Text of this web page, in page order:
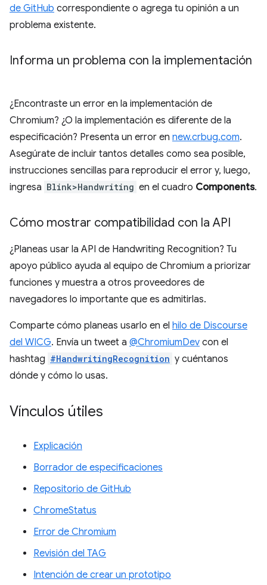
de GitHub correspondiente o agrega tu opinión a un
problema existente.
Informa un problema con la implementación
¿Encontraste un error en la implementación de
Chromium? ¿O la implementación es diferente de la
especificación? Presenta un error en new.crbug.com.
Asegúrate de incluir tantos detalles como sea posible,
instrucciones sencillas para reproducir el error y, luego,
ingresa Blink>Handwriting en el cuadro Components.
Cómo mostrar compatibilidad con la API
¿Planeas usar la API de Handwriting Recognition? Tu
apoyo público ayuda al equipo de Chromium a priorizar
funciones y muestra a otros proveedores de
navegadores lo importante que es admitirlas.
Comparte cómo planeas usarlo en el hilo de Discourse
del WICG. Envía un tweet a @ChromiumDev con el
hashtag #HandwritingRecognition y cuéntanos
dónde y cómo lo usas.
Vínculos útiles
Explicación
Borrador de especificaciones
Repositorio de GitHub
ChromeStatus
Error de Chromium
Revisión del TAG
Intención de crear un prototipo